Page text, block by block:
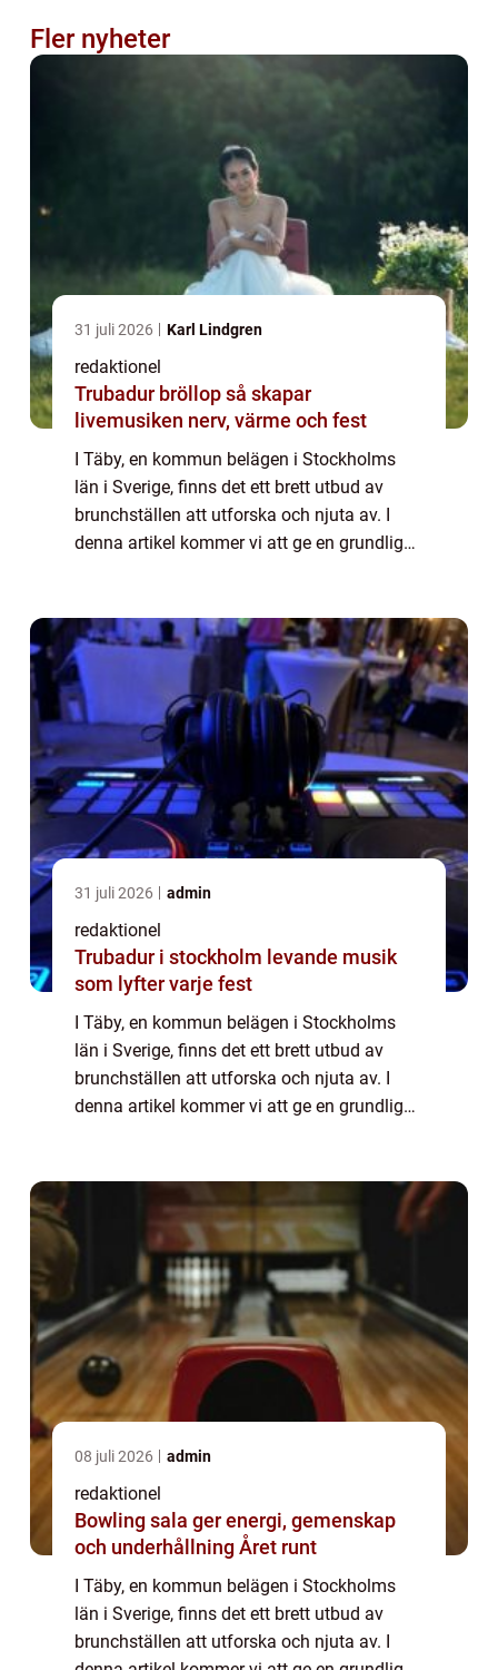
Fler nyheter
31 juli 2026 Karl Lindgren
redaktionel
Trubadur bröllop så skapar
livemusiken nerv, värme och fest
I Täby, en kommun belägen i Stockholms
län i Sverige, finns det ett brett utbud av
brunchställen att utforska och njuta av. I
denna artikel kommer vi att ge en grundlig
fi...
31 juli 2026 admin
redaktionel
Trubadur i stockholm levande musik
som lyfter varje fest
I Täby, en kommun belägen i Stockholms
län i Sverige, finns det ett brett utbud av
brunchställen att utforska och njuta av. I
denna artikel kommer vi att ge en grundlig
08 juli 2026 admin
redaktionel
Bowling sala ger energi, gemenskap
och underhållning Året runt
I Täby, en kommun belägen i Stockholms
län i Sverige, finns det ett brett utbud av
brunchställen att utforska och njuta av. I